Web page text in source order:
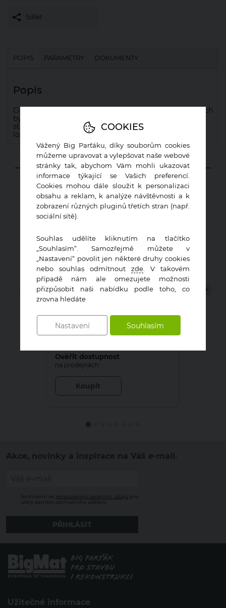
POPIS PARAMETRY DOKUMENTY
Popis
Cihelné bloky AKU se používají pro oddělení jednotlivých
bytů v bytových domech, ubytovacích zařízení,
strojoven a v rodinných domech např. pro oddělení
ložnic od hlučných prostorů.
MOHLO BY VÁS ZAJÍMAT
497x175x249mm P10 (80)
134,42Kč
Koupit
Ověřit dostupnost
na prodejnách
Souhlasím se zpracováním osobních údajů
pro
účely zasílání obchodního sdělení.
Užitečné informace
COOKIES
Vážený Big Parťáku, díky souborům cookies
můžeme upravovat a vylepšovat naše webové
stránky tak, abychom Vám mohli ukazovat
informace týkající se Vašich preferencí.
Cookies mohou dále sloužit k personalizaci
obsahu a reklam, k analýze návštěvnosti a k
zobrazení různých pluginů třetích stran (např.
sociální sítě).
Souhlas udělíte kliknutím na tlačítko
„Souhlasím“. Samozřejmě můžete v
„Nastavení“ povolit jen některé druhy cookies
nebo souhlas odmítnout zde. V takovém
případě nám ale omezujete možnosti
přizpůsobit naši nabídku podle toho, co
zrovna hledáte
Nastavení Souhlasím